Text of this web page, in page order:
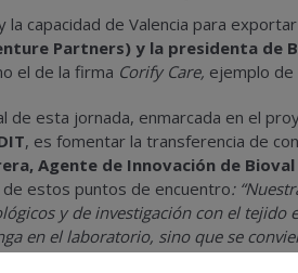
la capacidad de Valencia para
Partners) y la presidenta de
el de la firma Corify Care, ejemplo de
de esta jornada, enmarcada en el
, es fomentar la transferencia de
Agente de Innovación de
estos puntos de encuentro:
y de investigación con el tejido
en el laboratorio, sino que se
la competitividad de nuestras